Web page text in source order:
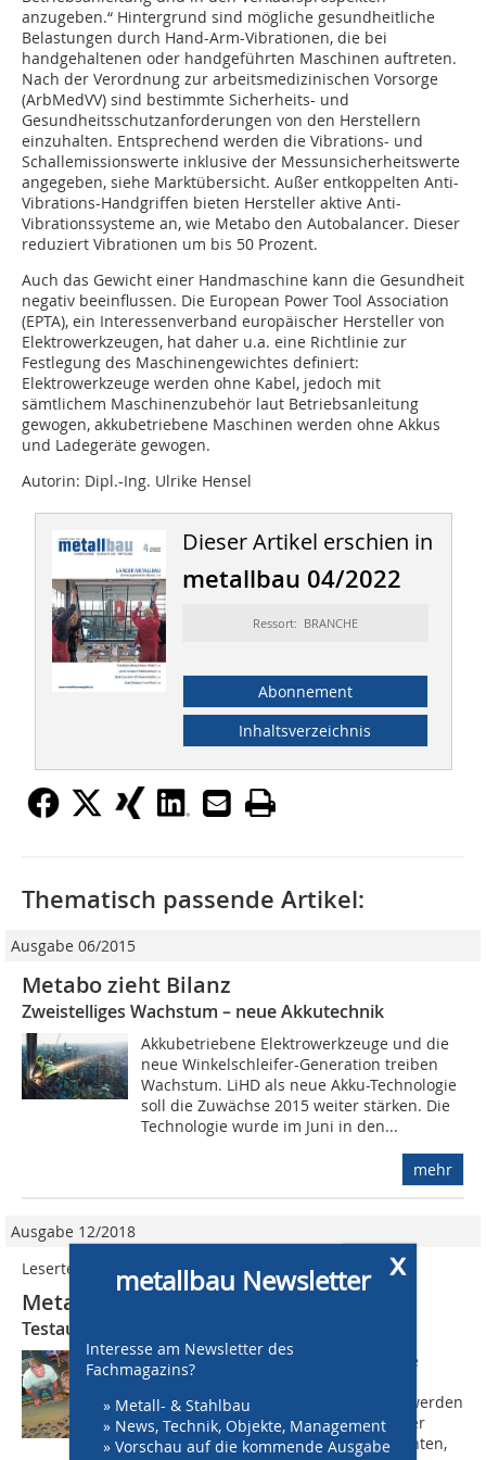
anzugeben.“ Hintergrund sind mögliche gesundheitliche
Belastungen durch Hand-Arm-Vibrationen, die bei
handgehaltenen oder handgeführten Maschinen auftreten.
Nach der Verordnung zur arbeitsmedizinischen Vorsorge
(ArbMedVV) sind bestimmte Sicherheits- und
Gesundheitsschutzanforderungen von den Herstellern
einzuhalten. Entsprechend werden die Vibrations- und
Schallemissionswerte inklusive der Messunsicherheitswerte
angegeben, siehe Marktübersicht. Außer entkoppelten Anti-
Vibrations-Handgriffen bieten Hersteller aktive Anti-
Vibrationssysteme an, wie Metabo den Autobalancer. Dieser
reduziert Vibrationen um bis 50 Prozent.
Auch das Gewicht einer Handmaschine kann die Gesundheit
negativ beeinflussen. Die European Power Tool Association
(EPTA), ein Interessenverband europäischer Hersteller von
Elektrowerkzeugen, hat daher u.a. eine Richtlinie zur
Festlegung des Maschinengewichtes definiert:
Elektrowerkzeuge werden ohne Kabel, jedoch mit
sämtlichem Maschinenzubehör laut Betriebsanleitung
gewogen, akkubetriebene Maschinen werden ohne Akkus
und Ladegeräte gewogen.
Autorin: Dipl.-Ing. Ulrike Hensel
Dieser Artikel erschien in
metallbau 04/2022
Ressort: BRANCHE
Abonnement
Inhaltsverzeichnis
x
metallbau Newsletter
Interesse am Newsletter des
Fachmagazins?
» Metall- & Stahlbau
» News, Technik, Objekte, Management
» Vorschau auf die kommende Ausgabe
Thematisch passende Artikel:
Ausgabe 06/2015
Metabo zieht Bilanz
Zweistelliges Wachstum – neue Akkutechnik
Akkubetriebene Elektrowerkzeuge und die
neue Winkelschleifer-Generation treiben
Wachstum. LiHD als neue Akku-Technologie
soll die Zuwächse 2015 weiter stärken. Die
Technologie wurde im Juni in den...
mehr
Ausgabe 12/2018
Lesertest
Metabo Akku-Kantenfräse
Testauswertung von Stahlbau Haist
Die meisten Metallbauer schleifen die
Kanten ihrer Bauteile mit dem
Winkelschleifer (WS), für Bohrungen werden
ein Kegelsenker oder ein Gradschleifer
genutzt. Normkonform gerundete Kanten,